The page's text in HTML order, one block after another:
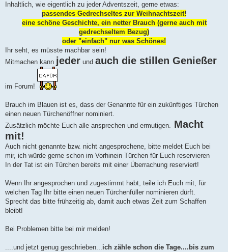
Inhaltlich, wie eigentlich zu jeder Adventszeit, gerne etwas:
passendes Gedrechseltes zur Weihnachtszeit!
eine schöne Geschichte, ein netter Brauch (gerne auch mit
gedrechseltem Bezug)
oder "einfach" nur was Schönes!
Ihr seht, es müsste machbar sein!
Mitmachen kann jeder und auch die stillen Genießer
im Forum!
Brauch im Blauen ist es, dass der Genannte für ein zukünftiges Türchen
einen neuen Türchenöffner nominiert.
Zusätzlich möchte Euch alle ansprechen und ermutigen. Macht
mit!
Auch nicht genannte bzw. nicht angesprochene, bitte meldet Euch bei
mir, ich würde gerne schon im Vorhinein Türchen für Euch reservieren
In der Tat ist ein Türchen bereits mit einer Überrachung reserviert!
Wenn Ihr angesprochen und zugestimmt habt, teile ich Euch mit, für
welchen Tag Ihr bitte einen neuen Türchenfüller nominieren dürft.
Sprecht das bitte frühzeitig ab, damit auch etwas Zeit zum Schaffen
bleibt!
Bei Problemen bitte bei mir melden!
....und jetzt genug geschrieben...ich zähle schon die Tage....bis zum